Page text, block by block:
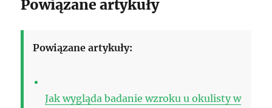
Powiązane artykuły
Powiązane artykuły:
Jak wygląda badanie wzroku u okulisty w